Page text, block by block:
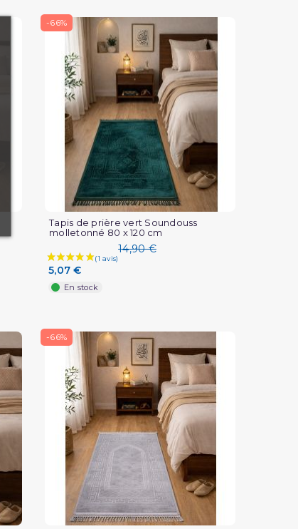
-66%
Tapis de prière vert Soundouss
molletonné 80 x 120 cm
14,90 €
5,07 €
En stock
-66%